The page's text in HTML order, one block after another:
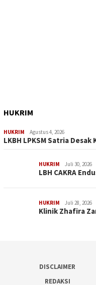
HUKRIM
HUKRIM Agustus 4, 2026
LKBH LPKSM Satria
HUKRIM Juli 30, 2026
LBH CAKRA
HUKRIM Juli 28, 2026
Klinik Zhafira
DISCLAIMER
REDAKSI